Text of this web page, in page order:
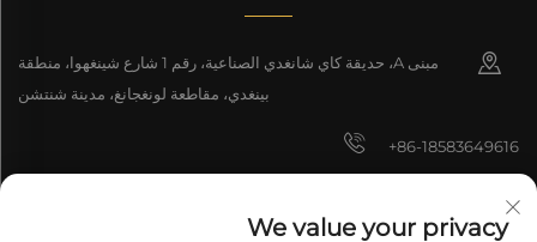
مبنى A، حديقة كاي شانغدي الصناعية، رقم 1 شارع شينغهوا، منطقة
بينغدي، مقاطعة لونغجانغ، مدينة شنتشن
+86-18583649616
We value your privacy